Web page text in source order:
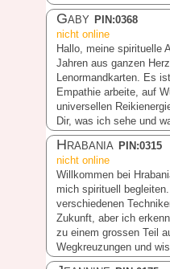
Gaby PIN:0368
nicht online
Hallo, meine spirituelle
Jahren aus ganzen
Lenormandkarten. Es
Empathie arbeite, auf
universellen
Dir, was ich sehe und
Hrabania PIN:0315
nicht online
Willkommen bei
mich spirituell
verschiedenen
Zukunft, aber ich
zu einem grossen Teil
Wegkreuzungen und